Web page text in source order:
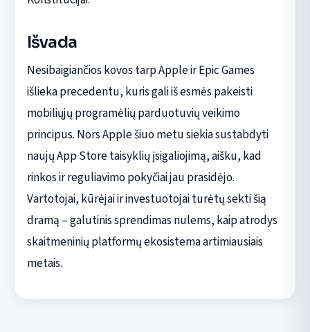
Išvada
Nesibaigiančios kovos tarp Apple ir Epic Games
išlieka precedentu, kuris gali iš esmės pakeisti
mobiliųjų programėlių parduotuvių veikimo
principus. Nors Apple šiuo metu siekia sustabdyti
naujų App Store taisyklių įsigaliojimą, aišku, kad
rinkos ir reguliavimo pokyčiai jau prasidėjo.
Vartotojai, kūrėjai ir investuotojai turėtų sekti šią
dramą – galutinis sprendimas nulems, kaip atrodys
skaitmeninių platformų ekosistema artimiausiais
metais.